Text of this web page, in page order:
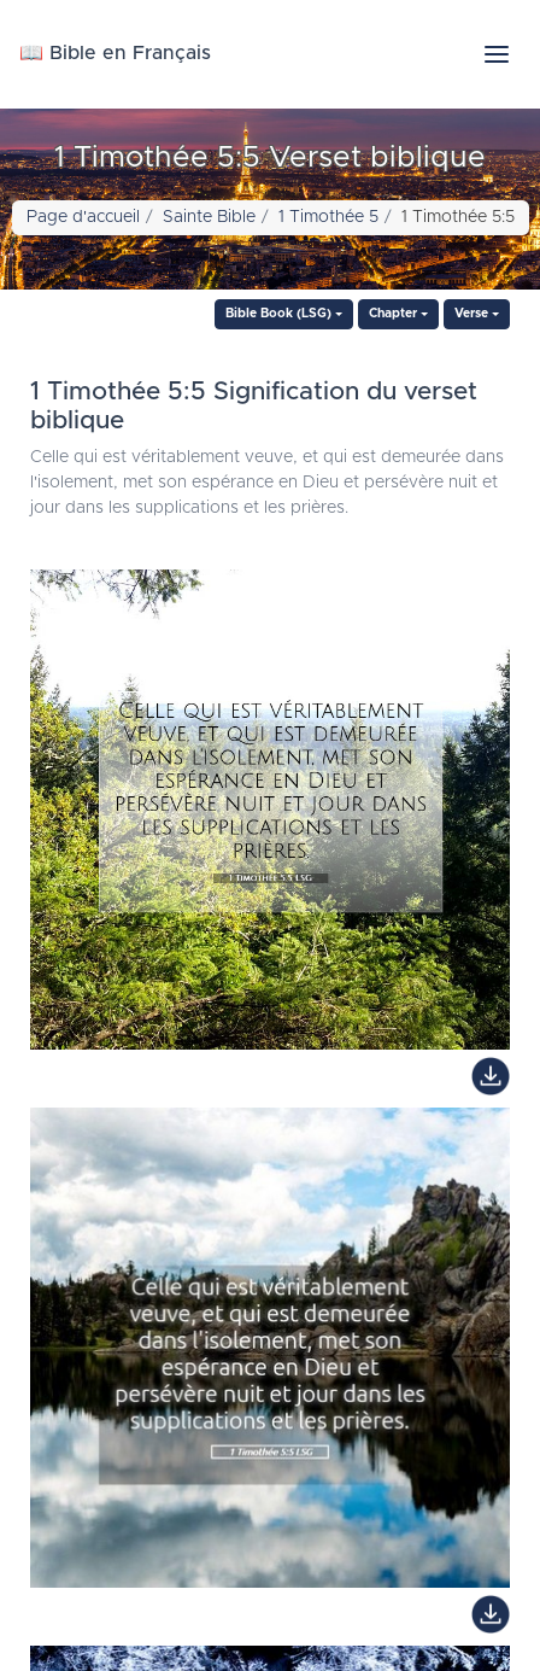
📖 Bible en Français
1 Timothée 5:5 Verset biblique
Page d'accueil Sainte Bible 1 Timothée 5 1 Timothée 5:5
Bible Book (LSG) Chapter Verse
1 Timothée 5:5 Signification du verset
biblique
Celle qui est véritablement veuve, et qui est demeurée dans
l'isolement, met son espérance en Dieu et persévère nuit et
jour dans les supplications et les prières.